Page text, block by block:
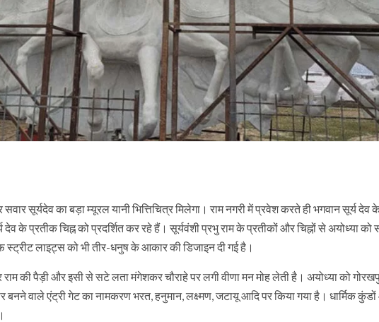
सूर्यदेव का बड़ा म्‍यूरल यानी भित्तिचित्र मिलेगा। राम नगरी में प्रवेश करते ही भगवान सूर्य देव
के प्रतीक चिह्न को प्रदर्शित कर रहे हैं। सूर्यवंशी प्रभु राम के प्रतीकों और चिह्नों से अयोध्‍या
लाइट्स को भी तीर-धनुष के आकार की डिजाइन दी गई है।
राम की पैड़ी और इसी से सटे लता मंगेशकर चौराहे पर लगी वीणा मन मोह लेती है। अयोध्‍या को
वाले एंट्री गेट का नामकरण भरत, हनुमान, लक्ष्‍मण, जटायू आदि पर किया गया है। धार्मिक